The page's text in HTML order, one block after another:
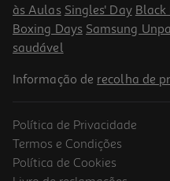
às Aulas Singles' Day Black
Boxing Days Samsung
saudável
Informação de recolha de
Política de Privacidade
Termos e Condições
Política de Cookies